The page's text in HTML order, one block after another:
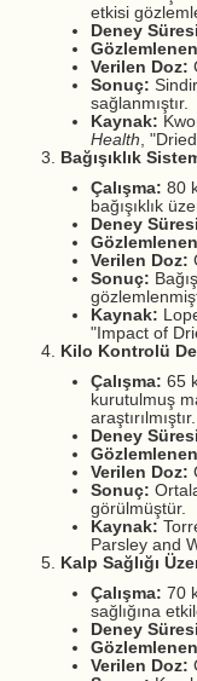
etkisi
Deney
Verilen Doz:
Sonuç:
sağlanmıştır.
Kaynak:
Health,
Bağışıklık
Çalışma: 80
bağışıklık
Deney
Verilen Doz:
Sonuç:
Kaynak:
"Impact of
Kilo Kontrolü
Çalışma: 65
kurutulmuş
araştırılmıştır.
Deney
Verilen Doz:
Sonuç:
görülmüştür.
Kaynak:
Parsley and
Kalp Sağlığı
Çalışma: 70
sağlığına
Deney
Verilen Doz: